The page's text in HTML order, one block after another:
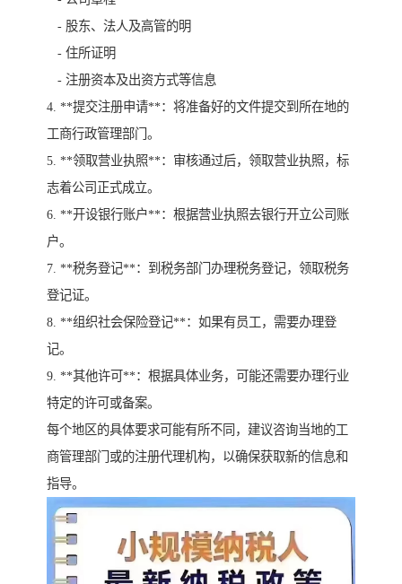
- 股东、法人及高管的明
- 住所证明
- 注册资本及出资方式等信息
4. **提交注册申请**：将准备好的文件提交到所在地的
工商行政管理部门。
5. **领取营业执照**：审核通过后，领取营业执照，标
志着公司正式成立。
6. **开设银行账户**：根据营业执照去银行开立公司账
户。
7. **税务登记**：到税务部门办理税务登记，领取税务
登记证。
8. **组织社会保险登记**：如果有员工，需要办理登
记。
9. **其他许可**：根据具体业务，可能还需要办理行业
特定的许可或备案。
每个地区的具体要求可能有所不同，建议咨询当地的工
商管理部门或的注册代理机构，以确保获取新的信息和
指导。